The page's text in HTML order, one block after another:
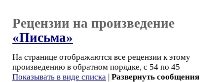
Рецензии на произведение
«Письма»
На странице отображаются все рецензии к этому
произведению в обратном порядке, с 54 по 45
Показывать в виде списка | Развернуть сообщения